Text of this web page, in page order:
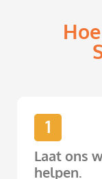
1
Laat ons
helpen.